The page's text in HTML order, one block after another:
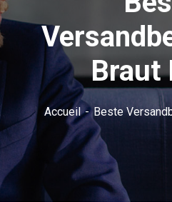
Braut
Accueil Beste